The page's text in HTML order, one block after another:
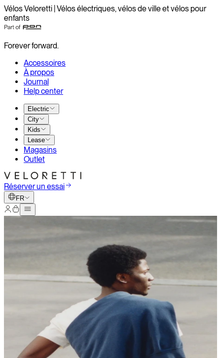
Vélos Veloretti | Vélos électriques, vélos de ville et vélos pour
enfants
Forever forward.
Accessoires
À propos
Journal
Help center
Electric
City
Kids
Lease
Magasins
Outlet
Réserver un essai
FR